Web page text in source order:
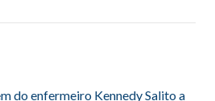
do enfermeiro Kennedy Salito a